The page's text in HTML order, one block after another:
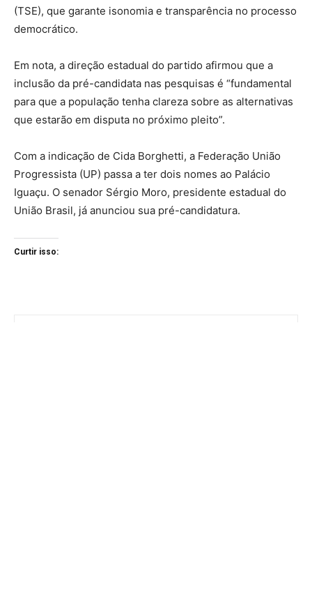
(TSE), que garante isonomia e transparência no processo
democrático.
Em nota, a direção estadual do partido afirmou que a
inclusão da pré-candidata nas pesquisas é “fundamental
para que a população tenha clareza sobre as alternativas
que estarão em disputa no próximo pleito”.
Com a indicação de Cida Borghetti, a Federação União
Progressista (UP) passa a ter dois nomes ao Palácio
Iguaçu. O senador Sérgio Moro, presidente estadual do
União Brasil, já anunciou sua pré-candidatura.
Curtir isso: